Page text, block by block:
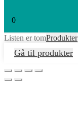
0
Listen er tomProdukter
Gå til produkter